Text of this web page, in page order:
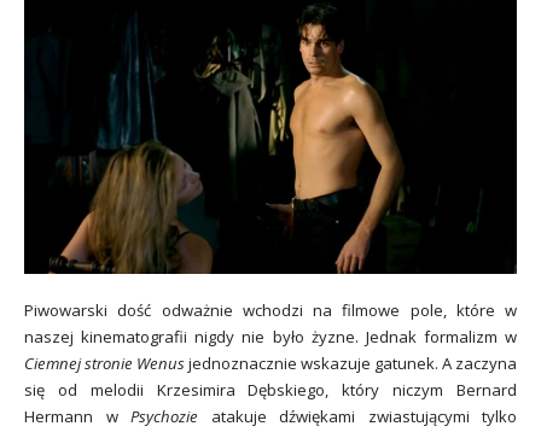
Piwowarski dość odważnie wchodzi na filmowe pole, które w
naszej kinematografii nigdy nie było żyzne. Jednak formalizm w
Ciemnej stronie Wenusjednoznacznie wskazuje gatunek. A zaczyna
się od melodii Krzesimira Dębskiego, który niczym Bernard
Hermann w Psychozie atakuje dźwiękami zwiastującymi tylko